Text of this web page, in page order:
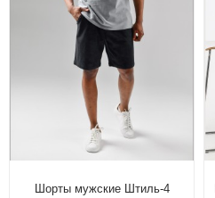
Шорты мужские Штиль-4